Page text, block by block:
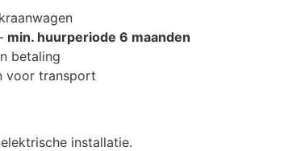
min. huurperiode 6 maanden
betaling
voor transport
installatie.